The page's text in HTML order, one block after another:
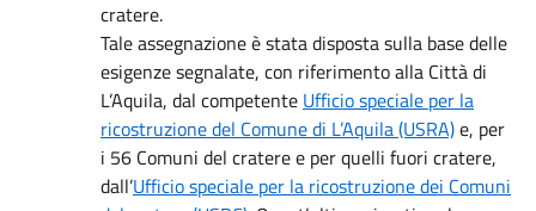
cratere.
Tale assegnazione è stata disposta sulla base delle
esigenze segnalate, con riferimento alla Città di
L’Aquila, dal competente Ufficio speciale per la
ricostruzione del Comune di L’Aquila (USRA)e, per
i 56 Comuni del cratere e per quelli fuori cratere,
dall’Ufficio speciale per la ricostruzione dei Comuni